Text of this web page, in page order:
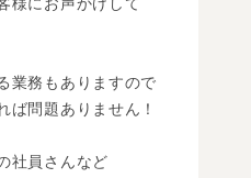
業務もありますので
ば問題ありません！
社員さんなど